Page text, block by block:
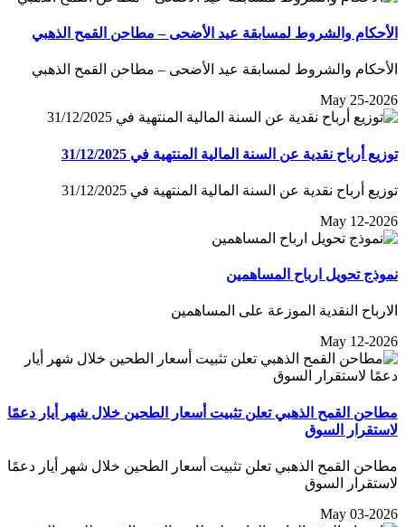
الأحكام والشروط لمسابقة عيد الأضحى – مطاحن القمح الذهبي
الأحكام والشروط لمسابقة عيد الأضحى – مطاحن القمح الذهبي
May 25-2026
توزيع أرباح نقدية عن السنة المالية المنتهية في 31/12/2025
توزيع أرباح نقدية عن السنة المالية المنتهية في 31/12/2025
May 12-2026
نموذج تحويل ارباح المساهمين
الارباح النقدية الموزعة على المساهمين
May 12-2026
مطاحن القمح الذهبي تعلن تثبيت أسعار الطحين خلال شهر أيار دعمًا
لاستقرار السوق
مطاحن القمح الذهبي تعلن تثبيت أسعار الطحين خلال شهر أيار دعمًا
لاستقرار السوق
May 03-2026